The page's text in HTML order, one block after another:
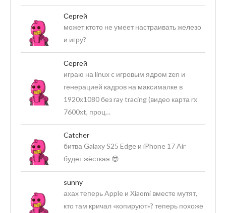
Сергей
может ктото не умеет настраивать железо
и игру?
Сергей
играю на linux c игровым ядром zen и
генерацией кадров на максималке в
1920х1080 без ray tracing (видео карта rx
7600xt, проц…
Catcher
битва Galaxy S25 Edge и iPhone 17 Air
будет жёсткая 😎
sunny
ахах теперь Apple и Xiaomi вместе мутят,
кто там кричал «копируют»? теперь похоже